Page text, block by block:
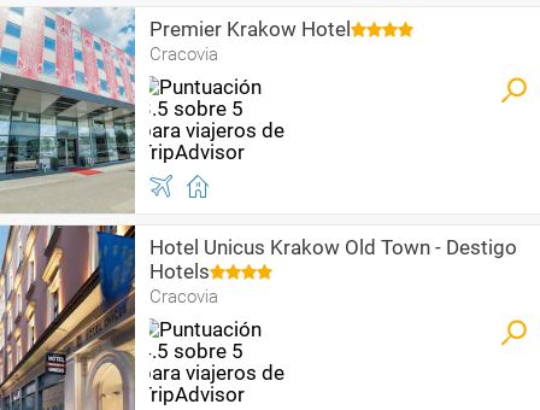
Premier Krakow Hotel
Cracovia
Hotel Unicus Krakow Old Town - Destigo
Hotels
Cracovia